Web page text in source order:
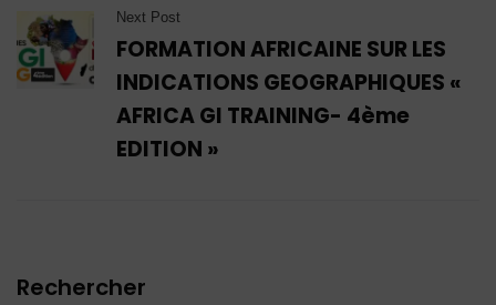
Next Post
FORMATION AFRICAINE SUR LES
INDICATIONS GEOGRAPHIQUES «
AFRICA GI TRAINING- 4ème
EDITION »
Rechercher